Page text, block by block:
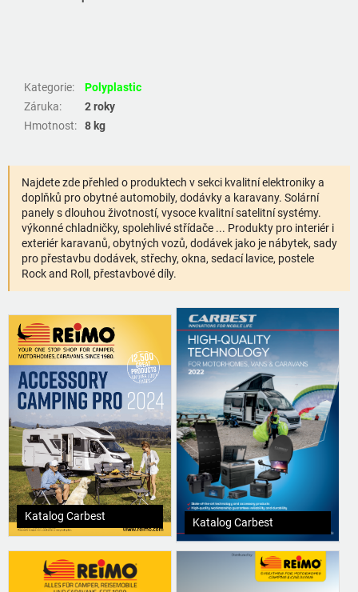
Kategorie:
Polyplastic
Záruka:
2 roky
Hmotnost: 8 kg
Najdete zde přehled o produktech v sekci kvalitní elektroniky a
doplňků pro obytné automobily, dodávky a karavany. Solární
panely s dlouhou životností, vysoce kvalitní satelitní systémy.
výkonné chladničky, spolehlivé střídače ... Produkty pro interiér i
exteriér karavanů, obytných vozů, dodávek jako je nábytek, sady
pro přestavbu dodávek, střechy, okna, sedací lavice, postele
Rock and Roll, přestavbové díly.
Katalog Carbest
Katalog Carbest